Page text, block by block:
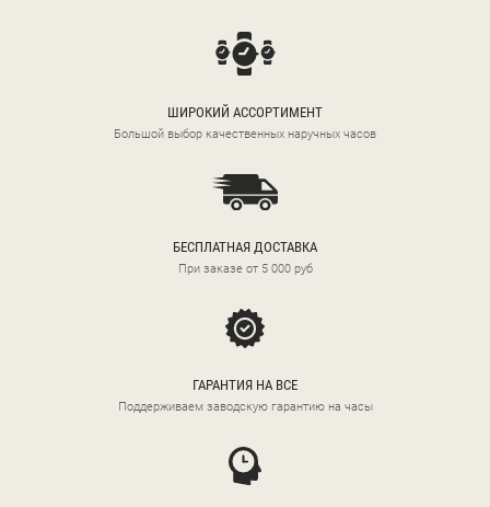
ШИРОКИЙ АССОРТИМЕНТ
Большой выбор качественных наручных часов
БЕСПЛАТНАЯ ДОСТАВКА
При заказе от 5 000 руб
ГАРАНТИЯ НА ВСЕ
Поддерживаем заводскую гарантию на часы